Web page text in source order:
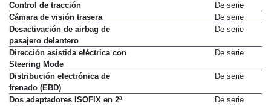
Control de tracción
De serie
Cámara de visión trasera
De serie
Desactivación de airbag de
pasajero delantero
De serie
Dirección asistida eléctrica con
Steering Mode
De serie
Distribución electrónica de
frenado (EBD)
De serie
Dos adaptadores ISOFIX en 2ª
De serie